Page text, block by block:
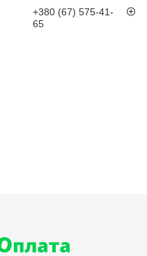
+380 (67) 575-41-
65